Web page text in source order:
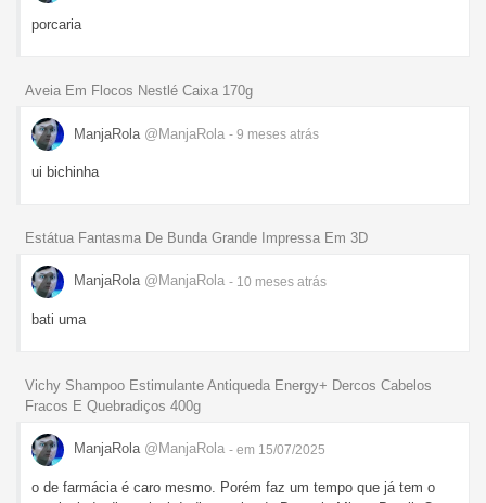
porcaria
Aveia Em Flocos Nestlé Caixa 170g
ManjaRola @ManjaRola - 9 meses atrás
ui bichinha
Estátua Fantasma De Bunda Grande Impressa Em 3D
ManjaRola @ManjaRola - 10 meses atrás
bati uma
Vichy Shampoo Estimulante Antiqueda Energy+ Dercos Cabelos
Fracos E Quebradiços 400g
ManjaRola @ManjaRola - em 15/07/2025
o de farmácia é caro mesmo. Porém faz um tempo que já tem o